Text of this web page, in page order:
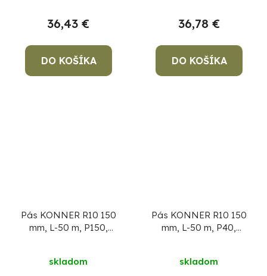
36,43 €
DO KOŠÍKA
36,78 €
DO KOŠÍKA
Pás KONNER R10 150
mm, L-50 m, P150,
skladom
Pás KONNER R10 150
mm, L-50 m, P40,
skladom